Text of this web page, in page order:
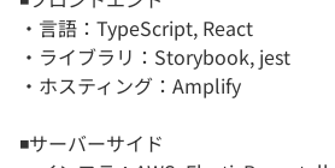
・言語：TypeScript, React
・ライブラリ：Storybook, jest
・ホスティング：Amplify
◾️サーバーサイド